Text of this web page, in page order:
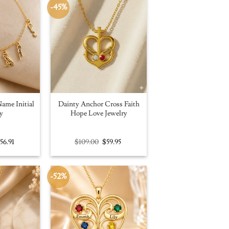
Initial
56.91
is:
-45%
Dainty Anchor Cross Faith
Hope Love Jewelry
$109.00 Original
price
was:
$59.95Current
is:
-52%